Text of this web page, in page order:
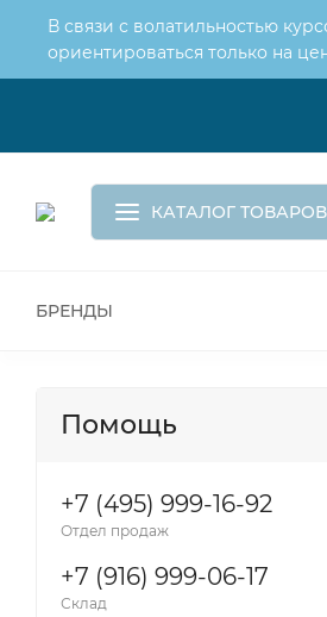
В связи с волатильностью
ориентироваться только на
Корзина
КАТАЛОГ ТОВАРОВ
БРЕНДЫ
Помощь
+7 (495) 999-16-92
Отдел продаж
+7 (916) 999-06-17
Склад